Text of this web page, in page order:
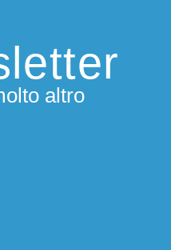
altro